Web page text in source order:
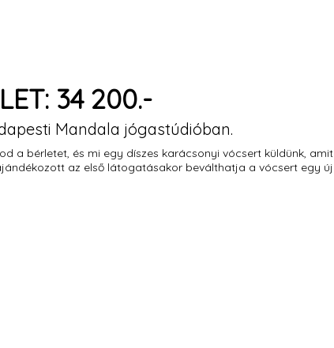
34 200.-
Mandala jógastúdióban.
a bérletet, és mi egy díszes karácsonyi vócsert küldünk, amit
az első látogatásakor beválthatja a vócsert egy új